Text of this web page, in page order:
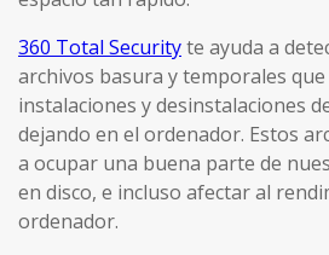
360 Total Securityte ayuda a
archivos basura y temporales
instalaciones y desinstalaciones
dejando en el ordenador. Estos
a ocupar una buena parte de
en disco, e incluso afectar al
ordenador.